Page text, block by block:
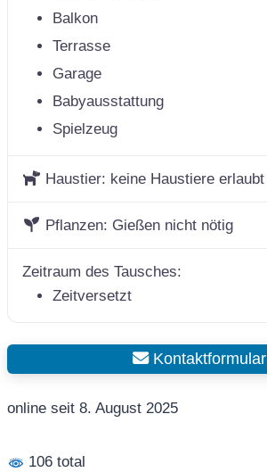
Balkon
Terrasse
Garage
Babyausstattung
Spielzeug
Haustier: keine Haustiere erlaubt
Pflanzen: Gießen nicht nötig
Zeitraum des Tausches:
Zeitversetzt
Kontaktformular
online seit 8. August 2025
106 total